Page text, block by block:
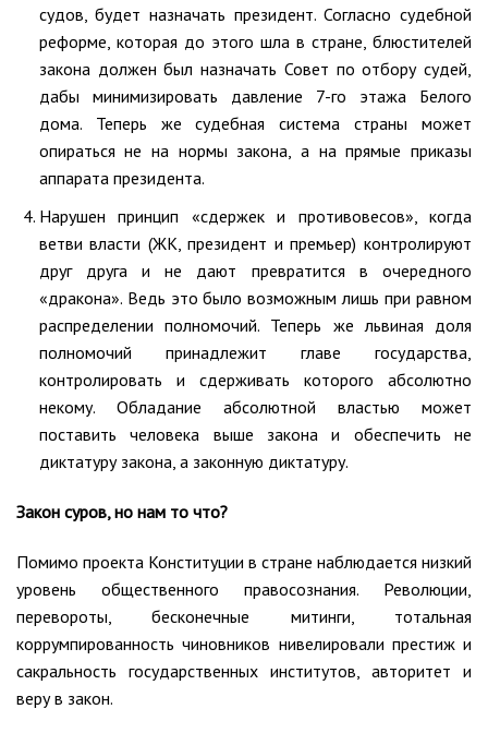
судов, будет назначать президент. Согласно судебной
реформе, которая до этого шла в стране, блюстителей
закона должен был назначать Совет по отбору судей,
дабы минимизировать давление 7-го этажа Белого
дома. Теперь же судебная система страны может
опираться не на нормы закона, а на прямые приказы
аппарата президента.
Нарушен принцип «сдержек и противовесов», когда
ветви власти (ЖК, президент и премьер) контролируют
друг друга и не дают превратится в очередного
«дракона». Ведь это было возможным лишь при равном
распределении полномочий. Теперь же львиная доля
полномочий принадлежит главе государства,
контролировать и сдерживать которого абсолютно
некому. Обладание абсолютной властью может
поставить человека выше закона и обеспечить не
диктатуру закона, а законную диктатуру.
Закон суров, но нам то что?
Помимо проекта Конституции в стране наблюдается низкий
уровень общественного правосознания. Революции,
перевороты, бесконечные митинги, тотальная
коррумпированность чиновников нивелировали престиж и
сакральность государственных институтов, авторитет и
веру в закон.